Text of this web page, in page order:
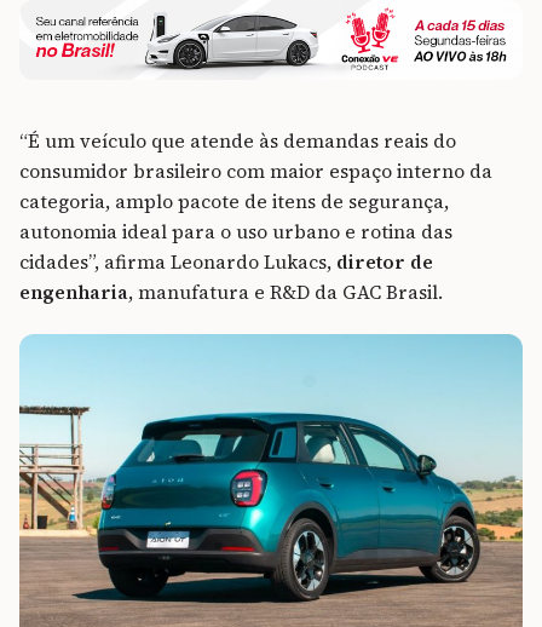
“É um veículo que atende às demandas reais do
consumidor brasileiro com maior espaço interno da
categoria, amplo pacote de itens de segurança,
autonomia ideal para o uso urbano e rotina das
cidades”, afirma Leonardo Lukacs, diretor de
engenharia, manufatura e R&D da GAC Brasil.